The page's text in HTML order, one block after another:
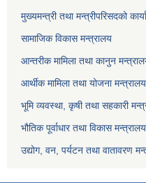
मुख्यमन्त्री तथा मन्त्रीपरिसदको
सामाजिक विकास मन्त्रालय
आन्तरीक मामिला तथा कानुन
आर्थीक मामिला तथा योजना मन्त्रालय
भूमि व्यवस्था, कृषी तथा सहकारी
भौतिक पूर्वाधार तथा विकास मन्त्रालय
उद्योग, वन, पर्यटन तथा वातावरण